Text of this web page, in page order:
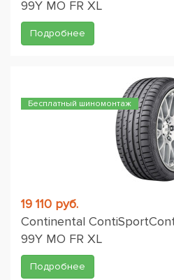
99Y MO FR XL
Подробнее
Бесплатный шиномонтаж
19 110 руб.
Continental
99Y MO FR XL
Подробнее